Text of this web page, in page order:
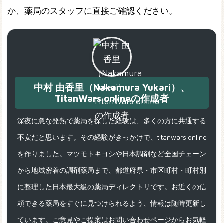
か、薬局のスタッフに直接ご確認ください。
中村 由香里（Nakamura Yukari）、
TitanWars.onlineの作成者
深夜に急な発熱で薬局を探した経験は、多くの方に共通する
不安だと思います。その経験がきっかけで、titanwars.online
を作りました。マツモトキヨシや日本調剤など全国チェーン
から地域密着の調剤薬局まで、都道府県・市区町村・町村別
に整理した日本最大級の薬局ディレクトリです。お近くの信
頼できる薬局をすぐに見つけられるよう、情報は随時更新し
ています。ご意見やご提案はお問い合わせページからお気軽